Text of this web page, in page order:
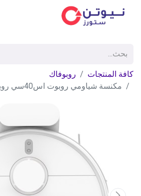
كافة المنتجات
روبوفاك
مكنسة شياومي روبوت اس40سي روبوفاك